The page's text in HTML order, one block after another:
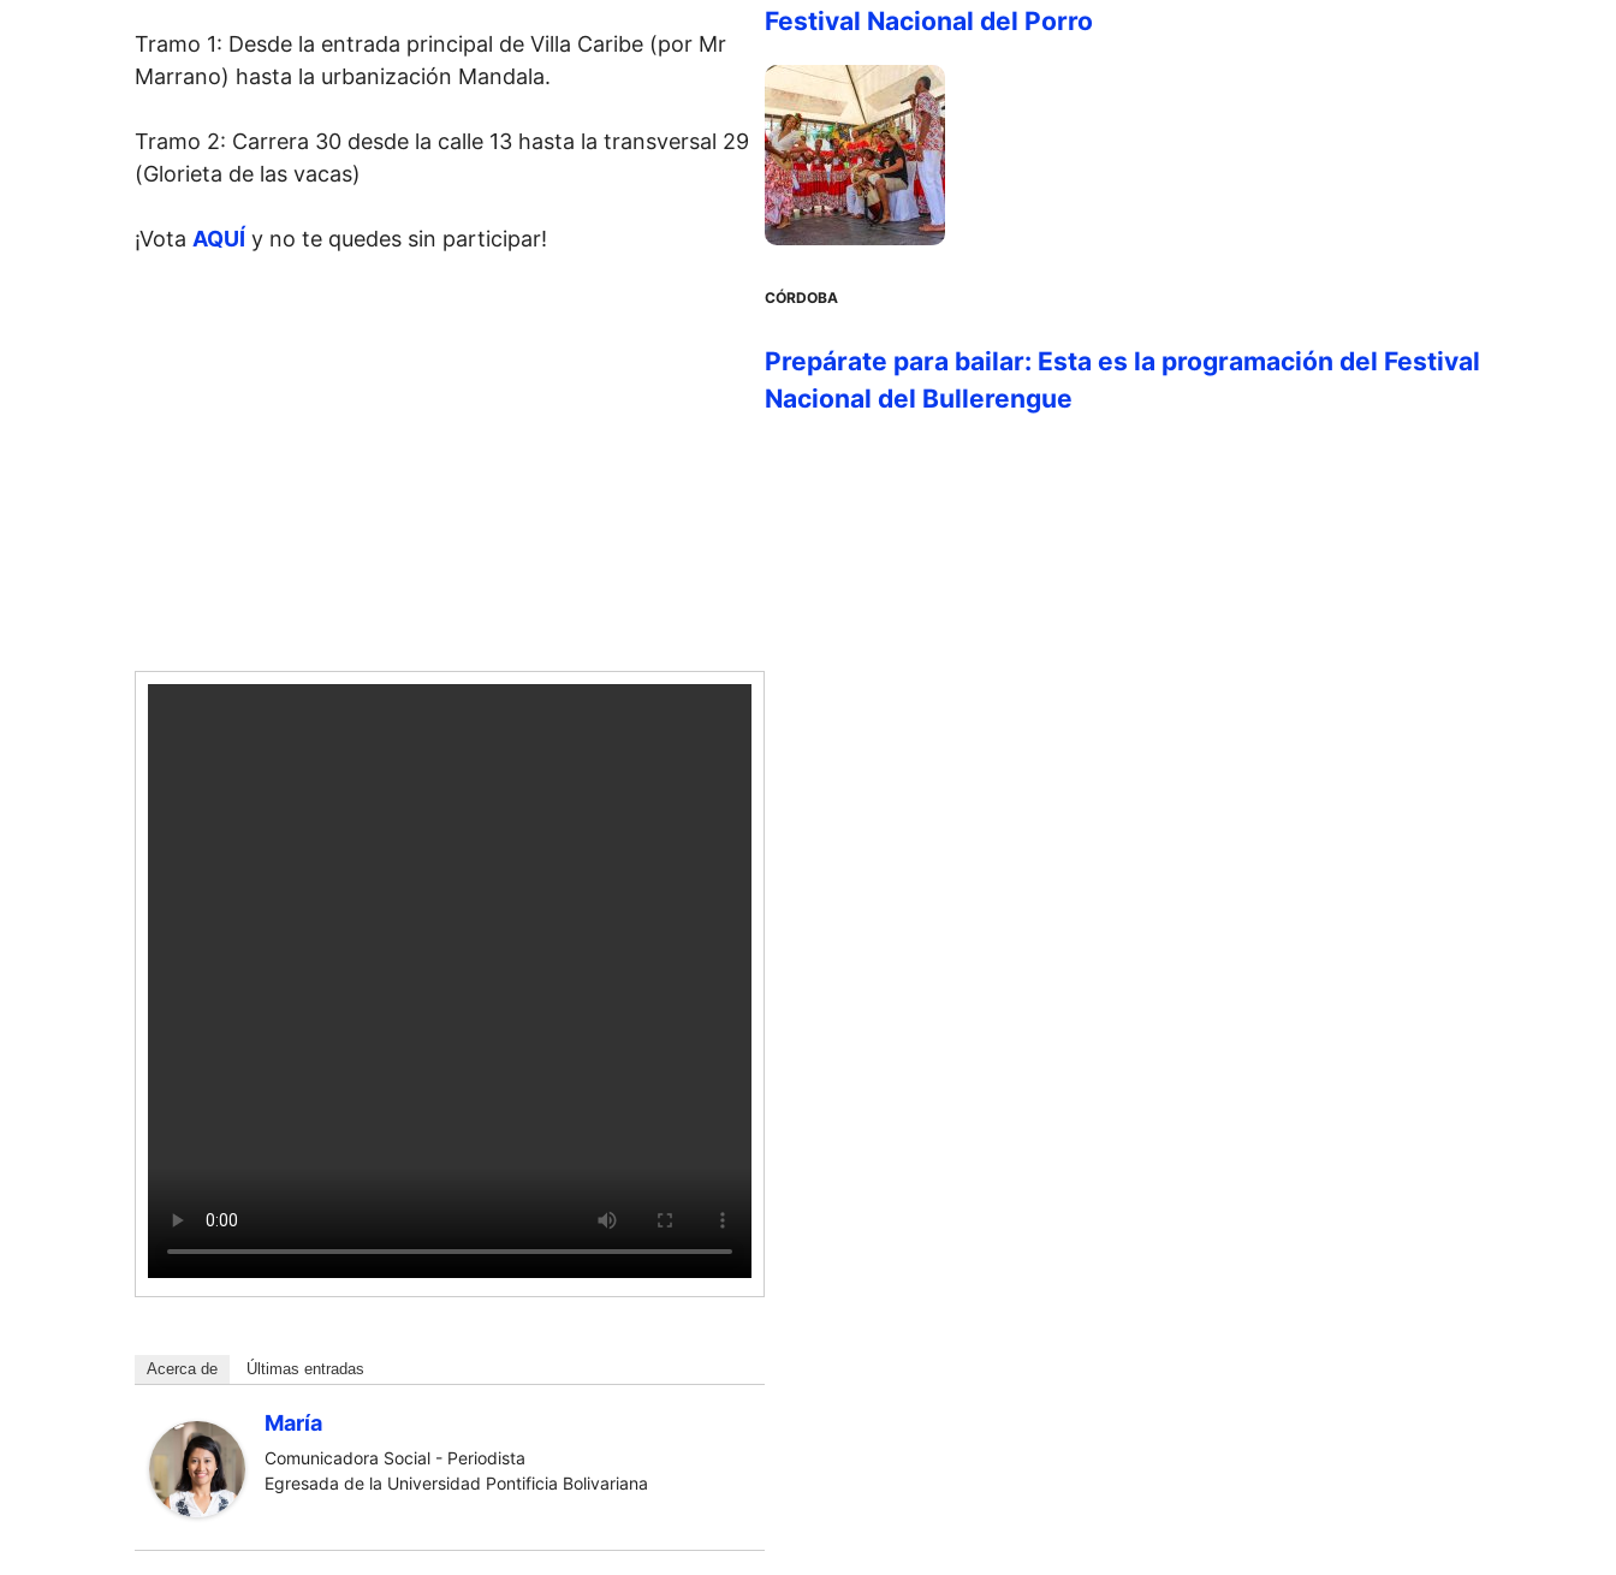
Tramo 1: Desde la entrada principal de Villa Caribe (por Mr
Marrano) hasta la urbanización Mandala.
Tramo 2: Carrera 30 desde la calle 13 hasta la transversal 29
(Glorieta de las vacas)
¡Vota AQUÍ y no te quedes sin participar!
Acerca de Últimas entradas
María
Comunicadora Social - Periodista
Egresada de la Universidad Pontificia Bolivariana
Festival Nacional del Porro
CÓRDOBA
Prepárate para bailar: Esta es la programación del Festival
Nacional del Bullerengue